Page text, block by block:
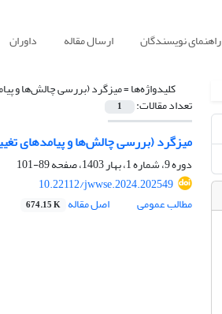
راهنمای نویسندگان ارسال مقاله داوران
کلیدواژه‌ها =میزگرد (بررسی چالش‌ها و
تعداد مقالات: 1
میزگرد (بررسی چالش‌ها و پیامدهای
دوره 9، شماره 1، بهار 1403، صفحه
89-101
10.22112/jwwse.2024.202549
مطالب عمومی
اصل مقاله 674.15 K